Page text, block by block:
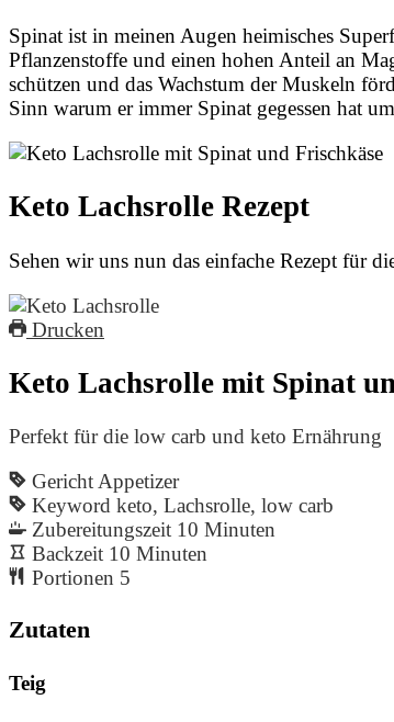
Spinat ist in meinen Augen heimisches
Pflanzenstoffe und einen hohen Anteil an
schützen und das Wachstum der Muskeln
Sinn warum er immer Spinat gegessen hat
Keto Lachsrolle Rezept
Sehen wir uns nun das einfache Rezept für
Drucken
Keto Lachsrolle mit Spinat
Perfekt für die low carb und keto Ernährung
GerichtAppetizer
Keyword keto, Lachsrolle, low carb
Zubereitungszeit 10 Minuten
Backzeit 10 Minuten
Portionen 5
Zutaten
Teig